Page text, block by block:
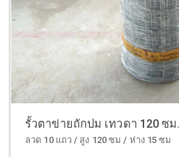
รั้วตาข่ายถักปม เทวดา 120 ซม.
ลวด 10 แถว / สูง 120 ซม / ห่าง 15 ซม